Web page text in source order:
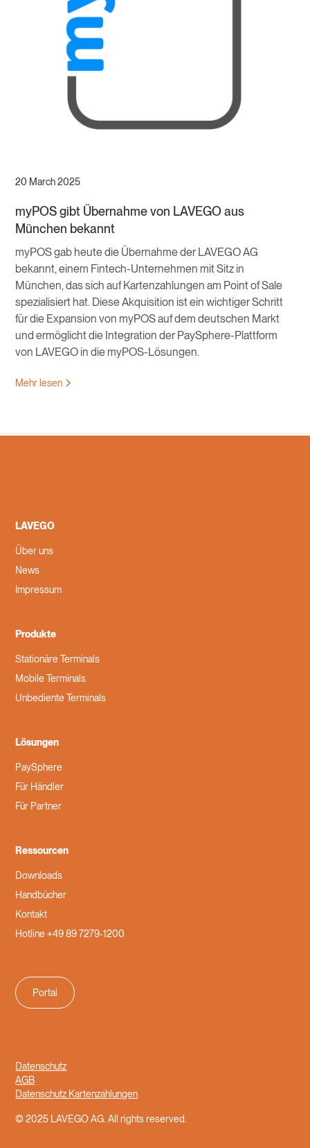
20 March 2025
myPOS gibt Übernahme von LAVEGO aus
München bekannt
myPOS gab heute die Übernahme der LAVEGO AG
bekannt, einem Fintech-Unternehmen mit Sitz in
München, das sich auf Kartenzahlungen am Point of Sale
spezialisiert hat. Diese Akquisition ist ein wichtiger Schritt
für die Expansion von myPOS auf dem deutschen Markt
und ermöglicht die Integration der PaySphere-Plattform
von LAVEGO in die myPOS-Lösungen.
Mehr lesen
LAVEGO
Über uns
News
Impressum
Produkte
Stationäre Terminals
Mobile Terminals
Unbediente Terminals
Lösungen
PaySphere
Für Händler
Für Partner
Ressourcen
Downloads
Handbücher
Kontakt
Hotline +49 89 7279-1200
Portal
© 2025 LAVEGO AG. All rights reserved.
Datenschutz
AGB
Datenschutz Kartenzahlungen